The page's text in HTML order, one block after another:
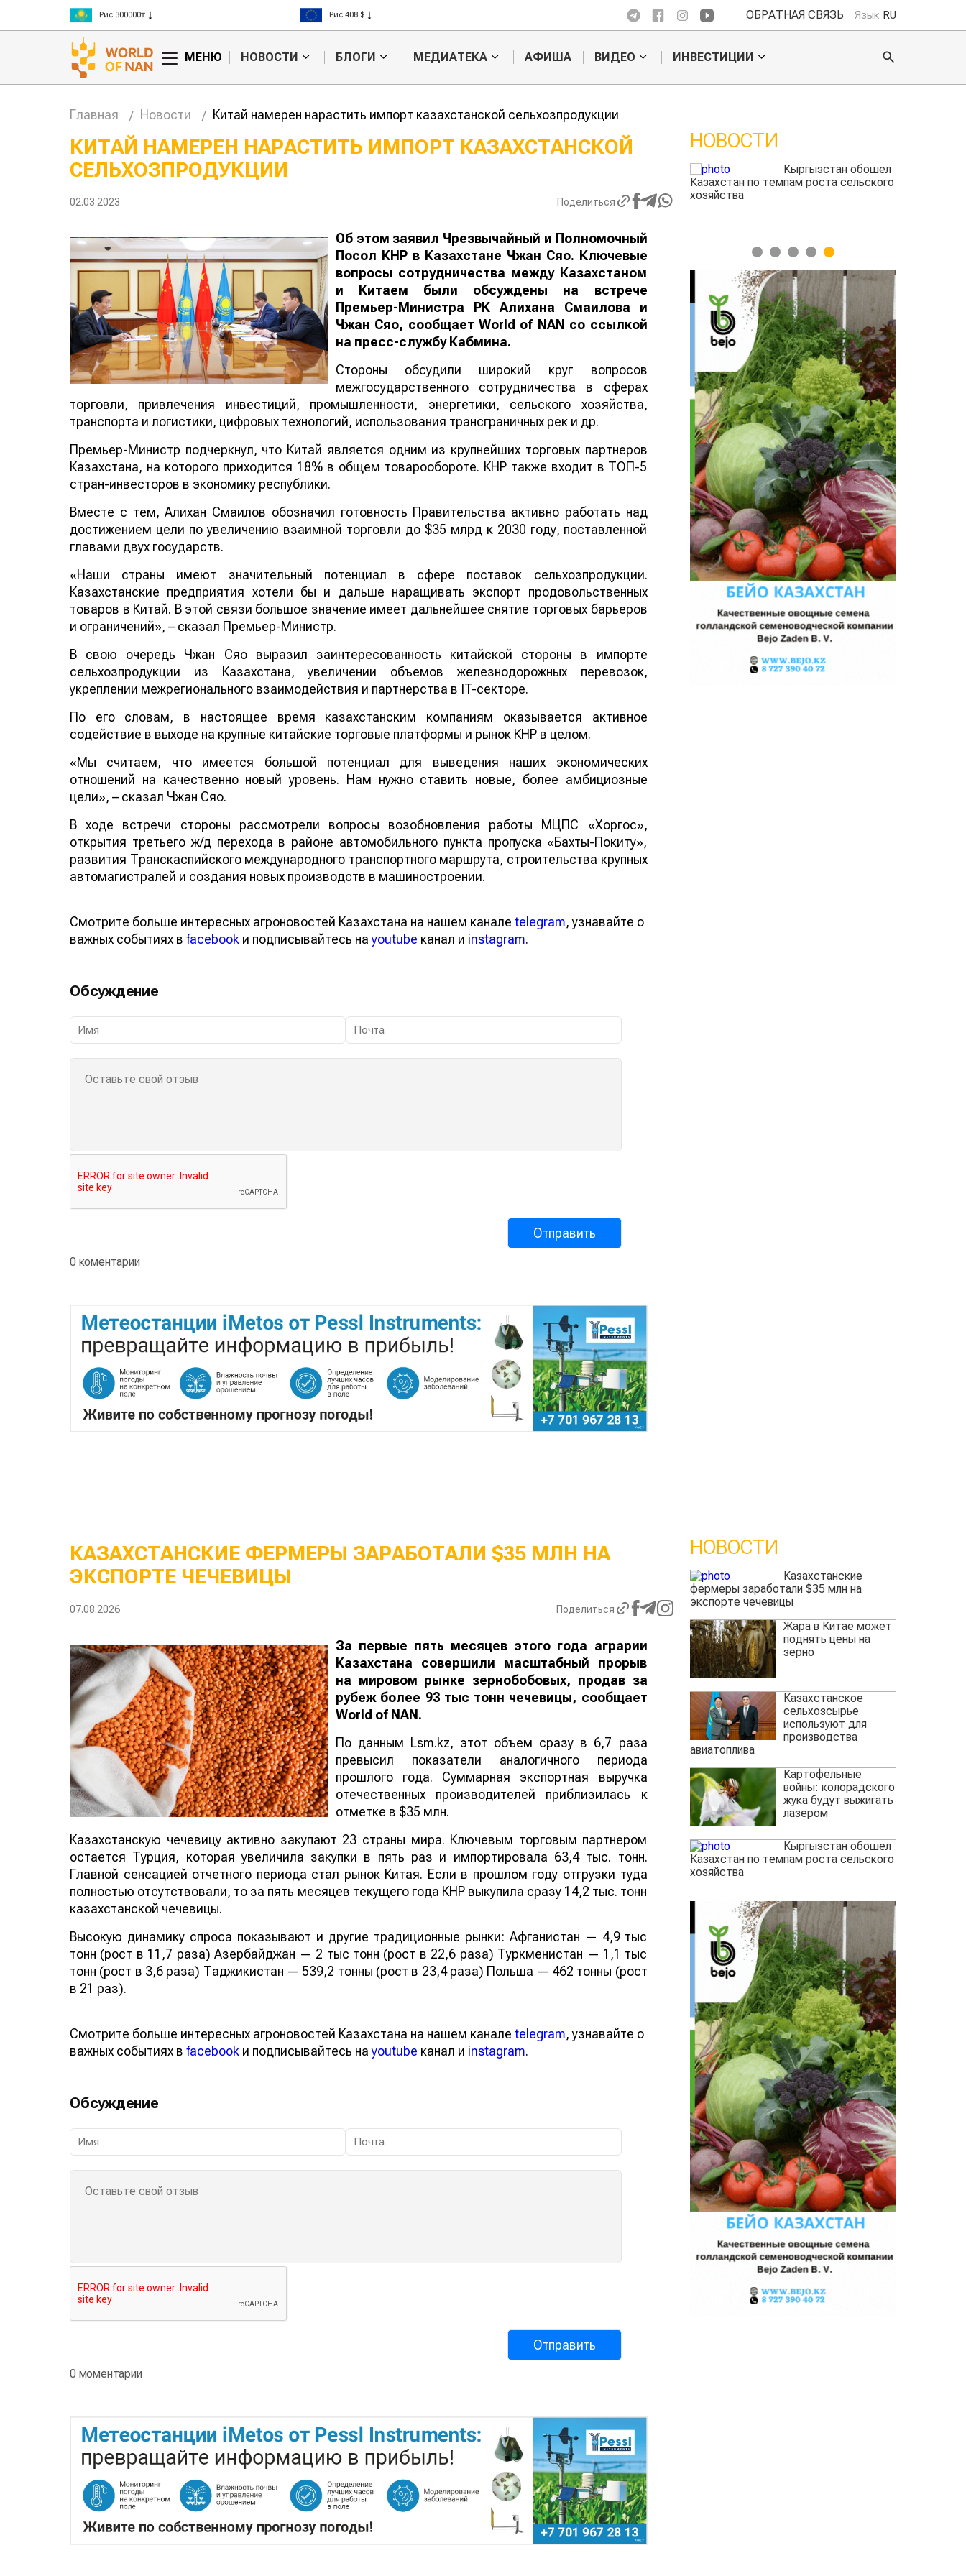
Рис 300000₸
Пшеница 3 класс 125000₸
Рис 408 $
Пшеница 423 $
ОБРАТНАЯ СВЯЗЬ Язык RU
МЕНЮ НОВОСТИ БЛОГИ МЕДИАТЕКА АФИША ВИДЕО ИНВЕСТИЦИИ
Главная Новости Китай намерен нарастить импорт казахстанской сельхозпродукции
КИТАЙ НАМЕРЕН НАРАСТИТЬ ИМПОРТ КАЗАХСТАНСКОЙ
СЕЛЬХОЗПРОДУКЦИИ
02.03.2023 Поделиться
Об этом заявил Чрезвычайный и Полномочный
Посол КНР в Казахстане Чжан Сяо. Ключевые
вопросы сотрудничества между Казахстаном
и Китаем были обсуждены на встрече
Премьер-Министра РК Алихана Смаилова и
Чжан Сяо, сообщаетWorld of NAN со ссылкой
на пресс-службу Кабмина.
Стороны обсудили широкий круг вопросов
межгосударственного сотрудничества в сферах
торговли, привлечения инвестиций, промышленности, энергетики, сельского хозяйства,
транспорта и логистики, цифровых технологий, использования трансграничных рек и др.
Премьер-Министр подчеркнул, что Китай является одним из крупнейших торговых партнеров
Казахстана, на которого приходится 18% в общем товарообороте. КНР также входит в ТОП-5
стран-инвесторов в экономику республики.
Вместе с тем, Алихан Смаилов обозначил готовность Правительства активно работать над
достижением цели по увеличению взаимной торговли до $35 млрд к 2030 году, поставленной
главами двух государств.
«Наши страны имеют значительный потенциал в сфере поставок сельхозпродукции.
Казахстанские предприятия хотели бы и дальше наращивать экспорт продовольственных
товаров в Китай. В этой связи большое значение имеет дальнейшее снятие торговых барьеров
и ограничений», – сказал Премьер-Министр.
В свою очередь Чжан Сяо выразил заинтересованность китайской стороны в импорте
сельхозпродукции из Казахстана, увеличении объемов железнодорожных перевозок,
укреплении межрегионального взаимодействия и партнерства в IT-секторе.
По его словам, в настоящее время казахстанским компаниям оказывается активное
содействие в выходе на крупные китайские торговые платформы и рынок КНР в целом.
«Мы считаем, что имеется большой потенциал для выведения наших экономических
отношений на качественно новый уровень. Нам нужно ставить новые, более амбициозные
цели», – сказал Чжан Сяо.
В ходе встречи стороны рассмотрели вопросы возобновления работы МЦПС «Хоргос»,
открытия третьего ж/д перехода в районе автомобильного пункта пропуска «Бахты-Покиту»,
развития Транскаспийского международного транспортного маршрута, строительства крупных
автомагистралей и создания новых производств в машиностроении.
Смотрите больше интересных агроновостей Казахстана на нашем канале telegram, узнавайте о
важных событиях в facebook и подписывайтесь наyoutube канал и instagram.
Обсуждение
0 коментарии
НОВОСТИ
Жара в Китае может
поднять цены на
жука будут выжигать
лазером
Кыргызстан обошел
Казахстан по темпам роста сельского
хозяйства
1 2 3 4 5
КАЗАХСТАНСКИЕ ФЕРМЕРЫ ЗАРАБОТАЛИ $35 МЛН НА
ЭКСПОРТЕ ЧЕЧЕВИЦЫ
07.08.2026 Поделиться
За первые пять месяцев этого года аграрии
Казахстана совершили масштабный прорыв
на мировом рынке зернобобовых, продав за
рубеж более 93 тыс тонн чечевицы, сообщает
World of NAN .
По данным Lsm.kz, этот объем сразу в 6,7 раза
превысил показатели аналогичного периода
прошлого года. Суммарная экспортная выручка
отечественных производителей приблизилась к
отметке в $35 млн.
Казахстанскую чечевицу активно закупают 23 страны мира. Ключевым торговым партнером
остается Турция, которая увеличила закупки в пять раз и импортировала 63,4 тыс. тонн.
Главной сенсацией отчетного периода стал рынок Китая. Если в прошлом году отгрузки туда
полностью отсутствовали, то за пять месяцев текущего года КНР выкупила сразу 14,2 тыс. тонн
казахстанской чечевицы.
Высокую динамику спроса показывают и другие традиционные рынки: Афганистан — 4,9 тыс
тонн (рост в 11,7 раза) Азербайджан — 2 тыс тонн (рост в 22,6 раза) Туркменистан — 1,1 тыс
тонн (рост в 3,6 раза) Таджикистан — 539,2 тонны (рост в 23,4 раза) Польша — 462 тонны (рост
в 21 раз).
Смотрите больше интересных агроновостей Казахстана на нашем канале telegram, узнавайте о
важных событиях в facebook и подписывайтесь наyoutube канал и instagram.
Обсуждение
0 моментарии
НОВОСТИ
Казахстанские
фермеры заработали $35 млн на
экспорте чечевицы
Жара в Китае может
поднять цены на
зерно
Казахстанское
сельхозсырье
используют для
производства
авиатоплива
Картофельные
войны: колорадского
жука будут выжигать
лазером
Кыргызстан обошел
Казахстан по темпам роста сельского
хозяйства